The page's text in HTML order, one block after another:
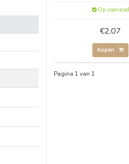
Op voorraad
€2,07
Kopen
Pagina 1 van 1